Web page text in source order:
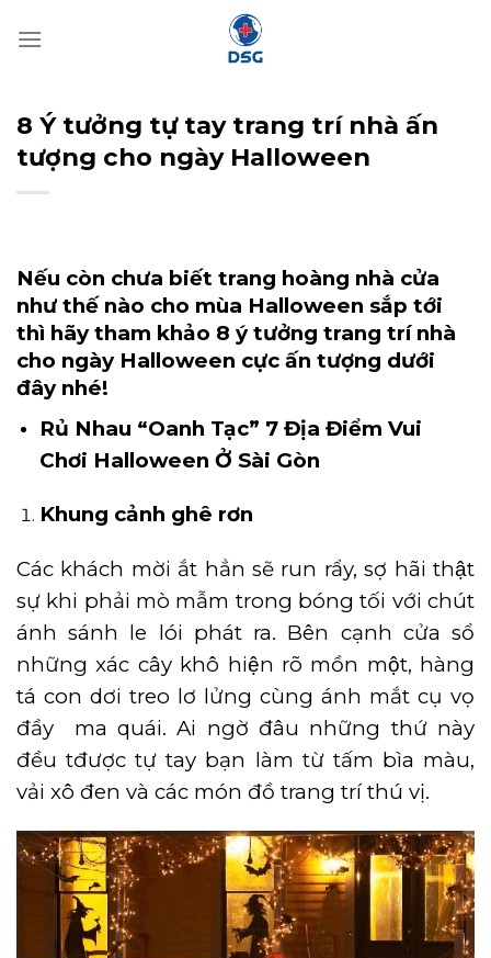
qua
8 Ý tưởng tự tay trang trí nhà ấn
tượng cho ngày Halloween
Nếu còn chưa biết trang hoàng nhà cửa
như thế nào cho mùa Halloween sắp tới
thì hãy tham khảo 8 ý tưởng trang trí nhà
cho ngày Halloween cực ấn tượng dưới
đây nhé!
Rủ Nhau “Oanh Tạc” 7 Địa Điểm Vui
Chơi Halloween Ở Sài Gòn
Khung cảnh ghê rơn
Các khách mời ắt hẳn sẽ run rẩy, sợ hãi thật
sự khi phải mò mẫm trong bóng tối với chút
ánh sánh le lói phát ra. Bên cạnh cửa sổ
những xác cây khô hiện rõ mồn một, hàng
tá con dơi treo lơ lửng cùng ánh mắt cụ vọ
đầy ma quái. Ai ngờ đâu những thứ này
đều tđược tự tay bạn làm từ tấm bìa màu,
vải xô đen và các món đồ trang trí thú vị.